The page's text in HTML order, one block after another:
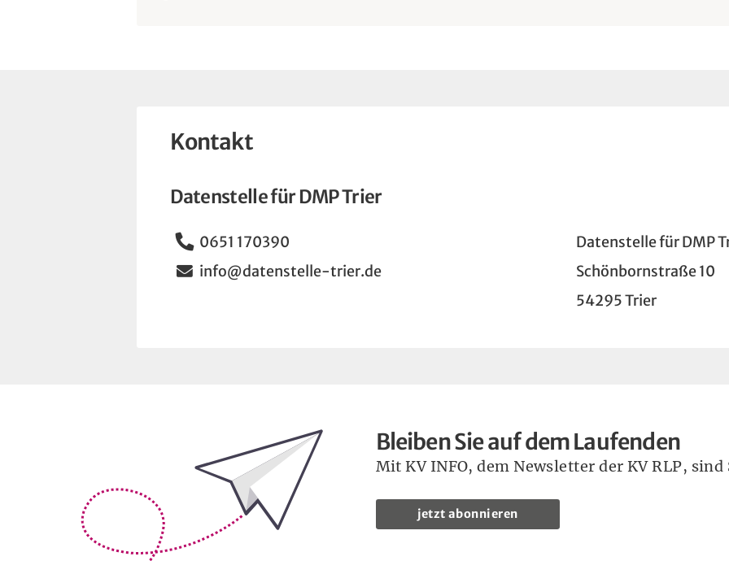
Kontakt
Datenstelle für DMP Trier
Telefon
0651 170390
Email
info@datenstelle-trier.de
Datenstelle für DMP
Schönbornstraße 10
54295 Trier
Bleiben Sie auf dem Laufenden Bleiben Sie auf dem Laufenden
Mit KV INFO, dem Newsletter der KV RLP,
jetzt abonnieren